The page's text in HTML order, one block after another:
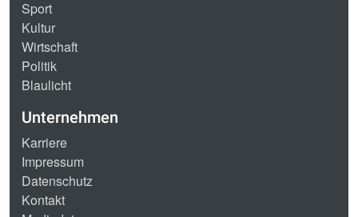
Sport
Kultur
Wirtschaft
Politik
Blaulicht
Unternehmen
Karriere
Impressum
Datenschutz
Kontakt